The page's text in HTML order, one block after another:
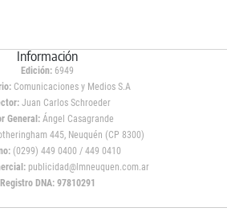
Información
Edición: 6949
Comunicaciones y Medios S.A
Juan Carlos Schroeder
General:Ángel Casagrande
445, Neuquén (CP 8300)
(0299) 449 0400 / 449 0410
publicidad@lmneuquen.com.ar
Registro DNA: 97810291